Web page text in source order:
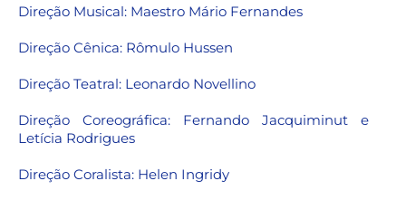
Direção Musical: Maestro Mário Fernandes
Direção Cênica: Rômulo Hussen
Direção Teatral: Leonardo Novellino
Direção Coreográfica: Fernando Jacquiminut e
Letícia Rodrigues
Direção Coralista: Helen Ingridy